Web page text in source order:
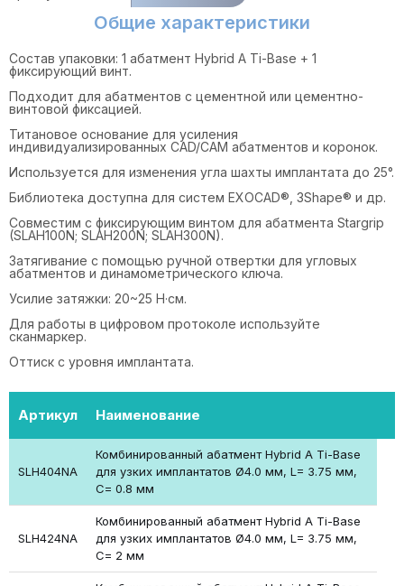
Общие характеристики
Состав упаковки: 1 абатмент Hybrid A Ti-Base + 1
фиксирующий винт.
Подходит для абатментов с цементной или цементно-
винтовой фиксацией.
Титановое основание для усиления
индивидуализированных CAD/CAM абатментов и коронок.
Используется для изменения угла шахты имплантата до 25°.
Библиотека доступна для систем EXOCAD®, 3Shape® и др.
Совместим с фиксирующим винтом для абатмента Stargrip
(SLAH100N; SLAH200N; SLAH300N).
Затягивание с помощью ручной отвертки для угловых
абатментов и динамометрического ключа.
Усилие затяжки: 20~25 Н·см.
Для работы в цифровом протоколе используйте
сканмаркер.
Оттиск с уровня имплантата.
Артикул Наименование
SLH404NA
Комбинированный абатмент Hybrid A Ti-Base
для узких имплантатов Ø4.0 мм, L= 3.75 мм,
С= 0.8 мм
SLH424NA
Комбинированный абатмент Hybrid A Ti-Base
для узких имплантатов Ø4.0 мм, L= 3.75 мм,
С= 2 мм